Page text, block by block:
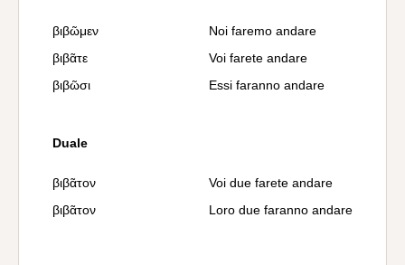
βιβῶμεν
Noi faremo andare
βιβᾶτε
Voi farete andare
βιβῶσι
Essi faranno andare
Duale
βιβᾶτον
Voi due farete andare
βιβᾶτον
Loro due faranno andare